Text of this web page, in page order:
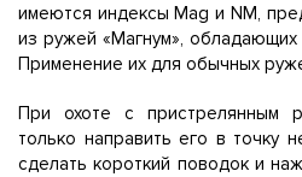
имеются индексы Mag и NM,
из ружей «Магнум»,
Применение их для обычных
При охоте с пристрелянным
только направить его в точку
сделать короткий поводок и